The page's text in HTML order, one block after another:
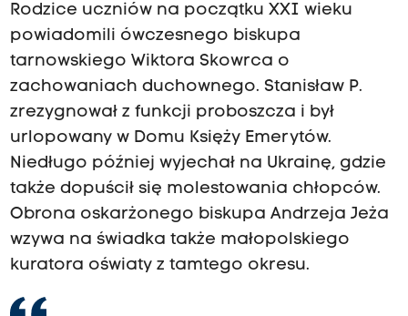
Rodzice uczniów na początku XXI wieku
powiadomili ówczesnego biskupa
tarnowskiego Wiktora Skowrca o
zachowaniach duchownego. Stanisław P.
zrezygnował z funkcji proboszcza i był
urlopowany w Domu Księży Emerytów.
Niedługo później wyjechał na Ukrainę, gdzie
także dopuścił się molestowania chłopców.
Obrona oskarżonego biskupa Andrzeja Jeża
wzywa na świadka także małopolskiego
kuratora oświaty z tamtego okresu.